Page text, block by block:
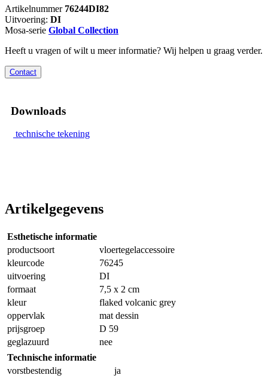
Artikelnummer 76244DI82
Uitvoering: DI
Mosa-serie Global Collection
Heeft u vragen of wilt u meer informatie? Wij helpen u graag verder.
Contact
Downloads
technische tekening
Artikelgegevens
Esthetische informatie
productsoort
vloertegelaccessoire
kleurcode
76245
uitvoering
DI
formaat
7,5 x 2 cm
kleur
flaked volcanic grey
oppervlak
mat dessin
prijsgroep
D 59
geglazuurd
nee
Technische informatie
vorstbestendig
ja